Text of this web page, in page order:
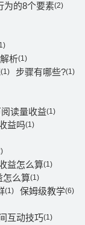
为的8个要素(2)
析(1)
(1) 步骤有哪些?(1)
读量收益(1)
益吗(1)
益怎么算(1)
怎么算(1)
(1) 保姆级教学(6)
互动技巧(1)